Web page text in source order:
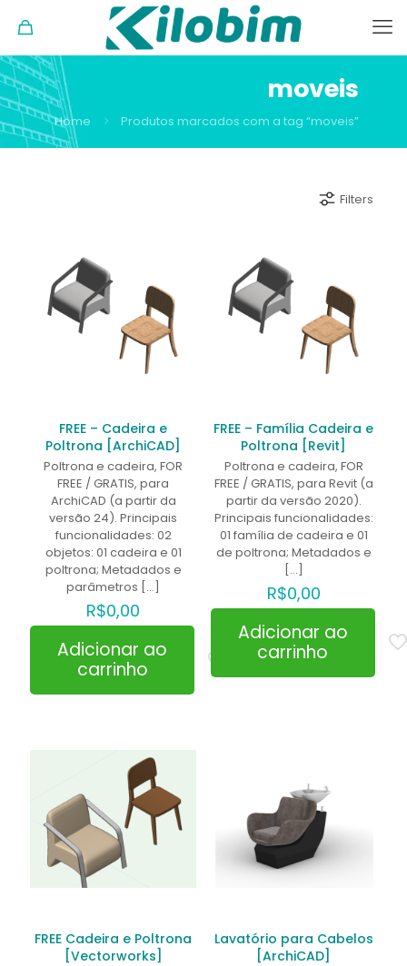
moveis
Home Produtos marcados com a tag “moveis”
Filters
FREE – Cadeira e
Poltrona [ArchiCAD]
Poltrona e cadeira, FOR
FREE / GRATIS, para
ArchiCAD (a partir da
versão 24). Principais
funcionalidades: 02
objetos: 01 cadeira e 01
poltrona; Metadados e
parâmetros […]
R$0,00
Adicionar ao
carrinho
FREE – Família Cadeira e
Poltrona [Revit]
Poltrona e cadeira, FOR
FREE / GRATIS, para Revit (a
partir da versão 2020).
Principais funcionalidades:
01 família de cadeira e 01
de poltrona; Metadados e
[…]
R$0,00
Adicionar ao
carrinho
FREE Cadeira e Poltrona
[Vectorworks]
Lavatório para Cabelos
[ArchiCAD]